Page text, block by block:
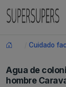
Cuidado
Agua de
hombre